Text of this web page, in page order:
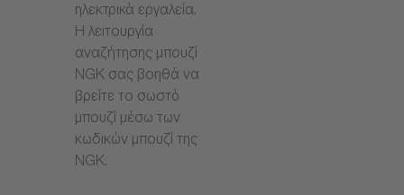
ηλεκτρικά εργαλεία.
Η λειτουργία
αναζήτησης μπουζί
NGK σας βοηθά να
βρείτε το σωστό
μπουζί μέσω των
κωδικών μπουζί της
NGK.